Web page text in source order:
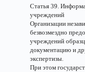
Статья 39.
учреждений
Организации
безвозмездно
учреждений
документацию и
экспертизы.
При этом